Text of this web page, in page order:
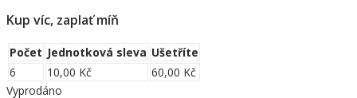
Kup víc, zaplať míň
Počet Jednotková sleva Ušetříte
6
10,00 Kč
60,00 Kč
Vyprodáno